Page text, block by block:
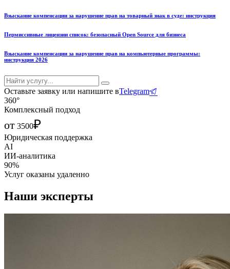
Взыскание компенсации за нарушение прав на товарный знак в суде: инструкция
Пермиссивные лицензии список: безопасный Open Source для бизнеса
Взыскание компенсации за нарушение прав на компьютерные программы:
инструкция 2026
Оставьте заявку или напишите вTelegram
360°
Комплексный подход
от 3500₽
Юридическая поддержка
AI
ИИ-аналитика
90%
Услуг оказаны удаленно
Наши эксперты